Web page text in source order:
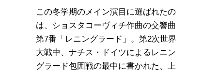
この冬学期のメイン演目に選ばれたの
は、ショスタコーヴィチ作曲の交響曲
第7番「レニングラード」。第2次世界
大戦中、ナチス・ドイツによるレニン
グラード包囲戦の最中に書かれた、上